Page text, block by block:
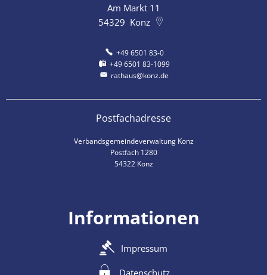
Am Markt 11
54329 Konz
+49 6501 83-0
+49 6501 83-1099
rathaus@konz.de
Postfachadresse
Verbandsgemeindeverwaltung Konz
Postfach 1280
54322 Konz
Informationen
Impressum
Datenschutz